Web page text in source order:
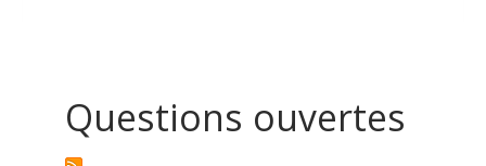
Questions ouvertes